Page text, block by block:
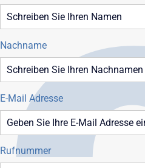
Nachname
E-Mail Adresse
Rufnummer